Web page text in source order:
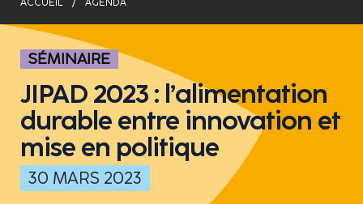
SÉMINAIRE
JIPAD 2023 : l’alimentation
durable entre innovation et
mise en politique
30 MARS 2023